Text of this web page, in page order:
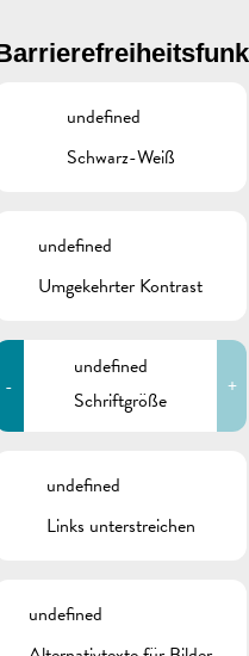
NÜTZLICHE ADRESSEN
Erzéiongs- a
4, rue Enz
L-5532 Remich
(+352) 46 000 41
http://www.afp-solidarite-
info@afp-solidarite-famille.lu
AFP-Solidarité-Famille
undefined
Schwarz-Weiß
undefined
Umgekehrter Kontrast
-
undefined
Schriftgröße
+
undefined
Links unterstreichen
undefined